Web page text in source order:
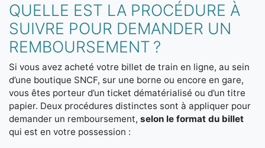
QUELLE EST LA PROCÉDURE À
SUIVRE POUR DEMANDER UN
REMBOURSEMENT ?
Si vous avez acheté votre billet de train en ligne, au sein
d’une boutique SNCF, sur une borne ou encore en gare,
vous êtes porteur d’un ticket dématérialisé ou d’un titre
papier. Deux procédures distinctes sont à appliquer pour
demander un remboursement, selon le format du billet
qui est en votre possession :